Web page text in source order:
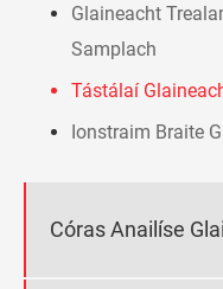
Glaineacht
Samplach
Tástálaí
Ionstraim Braite
Córas Anailíse